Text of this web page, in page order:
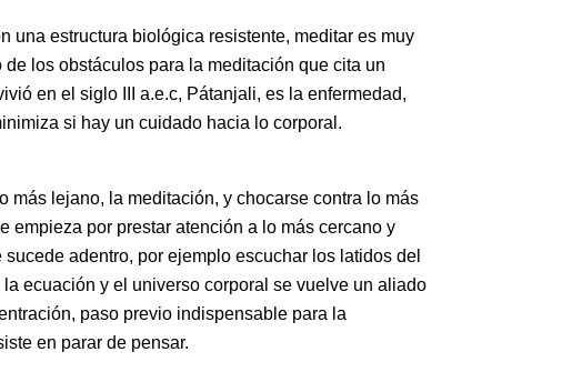
una estructura biológica resistente, meditar es muy
los obstáculos para la meditación que cita un
en el siglo III a.e.c, Pátanjali, es la enfermedad,
si hay un cuidado hacia lo corporal.
más lejano, la meditación, y chocarse contra lo más
empieza por prestar atención a lo más cercano y
sucede adentro, por ejemplo escuchar los latidos del
ecuación y el universo corporal se vuelve un aliado
paso previo indispensable para la
en parar de pensar.